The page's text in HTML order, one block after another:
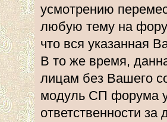
усмотрению
любую тему на
что вся указанная
В то же время,
лицам без Вашего
модуль СП форума
ответственности за